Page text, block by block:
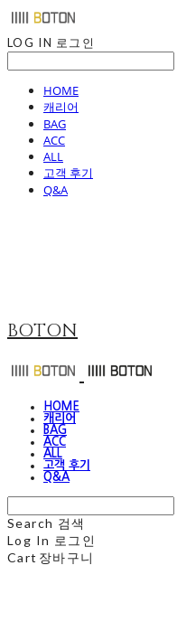
LOG IN 로그인
HOME
캐리어
BAG
ACC
ALL
고객 후기
Q&A
BOTON
HOME
캐리어
BAG
ACC
ALL
고객 후기
Q&A
Search 검색
Log In 로그인
Cart 장바구니